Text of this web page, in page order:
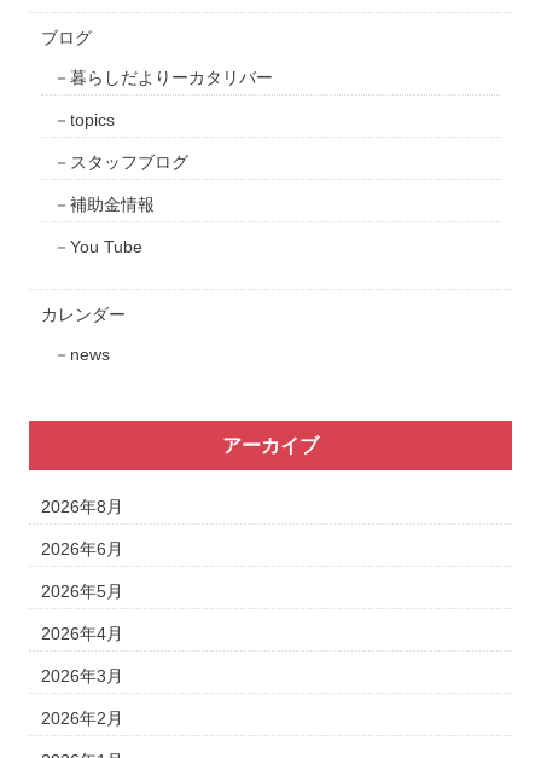
ブログ
暮らしだよりーカタリバー
topics
スタッフブログ
補助金情報
You Tube
カレンダー
news
アーカイブ
2026年8月
2026年6月
2026年5月
2026年4月
2026年3月
2026年2月